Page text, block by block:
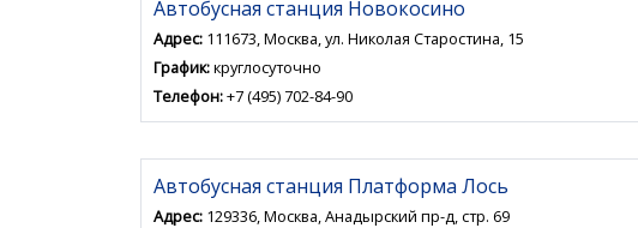
Автобусная станция Новокосино
Адрес: 111673, Москва, ул. Николая Старостина, 15
График:круглосуточно
Телефон:+7 (495) 702-84-90
Автобусная станция Платформа Лось
Адрес: 129336, Москва, Анадырский пр-д, стр. 69